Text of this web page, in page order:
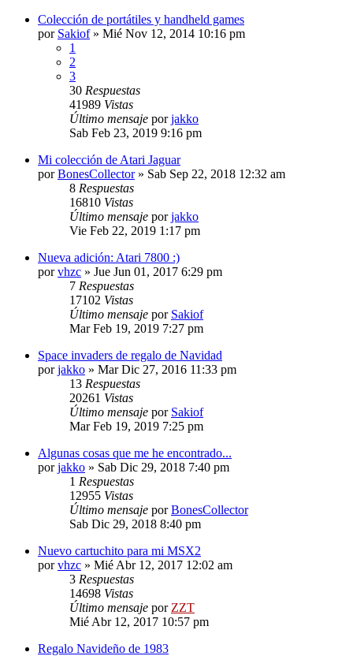
Colección de portátiles y handheld games
por Sakiof» Mié Nov 12, 2014 10:16 pm
1
2
3
30 Respuestas
41989 Vistas
Último mensaje porjakko
Sab Feb 23, 2019 9:16 pm
Mi colección de Atari Jaguar
porBonesCollector» Sab Sep 22, 2018 12:32 am
8 Respuestas
16810 Vistas
Último mensaje porjakko
Vie Feb 22, 2019 1:17 pm
Nueva adición: Atari 7800 :)
porvhzc » Jue Jun 01, 2017 6:29 pm
7 Respuestas
17102 Vistas
Último mensaje por Sakiof
Mar Feb 19, 2019 7:27 pm
Space invaders de regalo de Navidad
porjakko » Mar Dic 27, 2016 11:33 pm
13 Respuestas
20261 Vistas
Último mensaje por Sakiof
Mar Feb 19, 2019 7:25 pm
Algunas cosas que me he encontrado...
porjakko » Sab Dic 29, 2018 7:40 pm
1 Respuestas
12955 Vistas
Último mensaje porBonesCollector
Sab Dic 29, 2018 8:40 pm
Nuevo cartuchito para mi MSX2
porvhzc » Mié Abr 12, 2017 12:02 am
3 Respuestas
14698 Vistas
Último mensaje por ZZT
Mié Abr 12, 2017 10:57 pm
Regalo Navideño de 1983